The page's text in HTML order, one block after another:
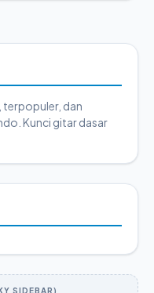
dan
Kunci gitar dasar
SIDEBAR)